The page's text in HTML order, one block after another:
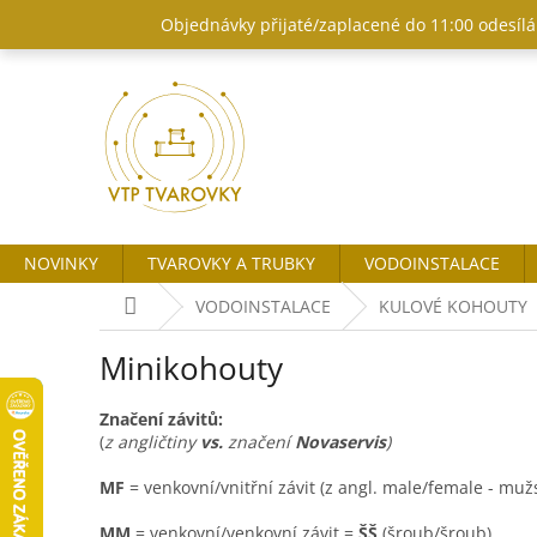
obsah
Objednávky přijaté/zaplacené do 11:00
NOVINKY TVAROVKY A TRUBKY
VODOINSTALACE
Domů VODOINSTALACE KULOVÉ KOHOUTY
Minikohouty
Značení závitů:
(z angličtiny vs. značeníNovaservis)
MF = venkovní/vnitřní závit (z angl. male/female -